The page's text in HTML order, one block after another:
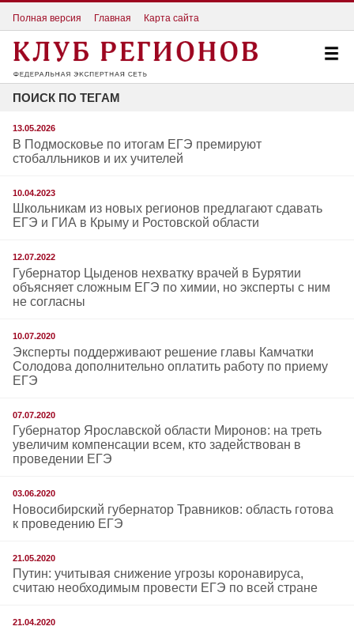
Полная версия Главная Карта сайта
ПОИСК ПО ТЕГАМ
13.05.2026
В Подмосковье по итогам ЕГЭ премируют
стобалльников и их учителей
10.04.2023
Школьникам из новых регионов предлагают сдавать
ЕГЭ и ГИА в Крыму и Ростовской области
12.07.2022
Губернатор Цыденов нехватку врачей в Бурятии
объясняет сложным ЕГЭ по химии, но эксперты с ним
не согласны
10.07.2020
Эксперты поддерживают решение главы Камчатки
Солодова дополнительно оплатить работу по приему
ЕГЭ
07.07.2020
Губернатор Ярославской области Миронов: на треть
увеличим компенсации всем, кто задействован в
проведении ЕГЭ
03.06.2020
Новосибирский губернатор Травников: область готова
к проведению ЕГЭ
21.05.2020
Путин: учитывая снижение угрозы коронавируса,
считаю необходимым провести ЕГЭ по всей стране
21.04.2020